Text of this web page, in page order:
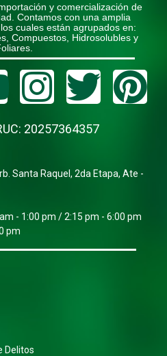
y comercialización de
Contamos con una amplia
cuales están agrupados en:
Compuestos, Hidrosolubles y
20257364357
Santa Raquel, 2da Etapa, Ate -
- 1:00 pm / 2:15 pm - 6:00 pm
pm
Delitos